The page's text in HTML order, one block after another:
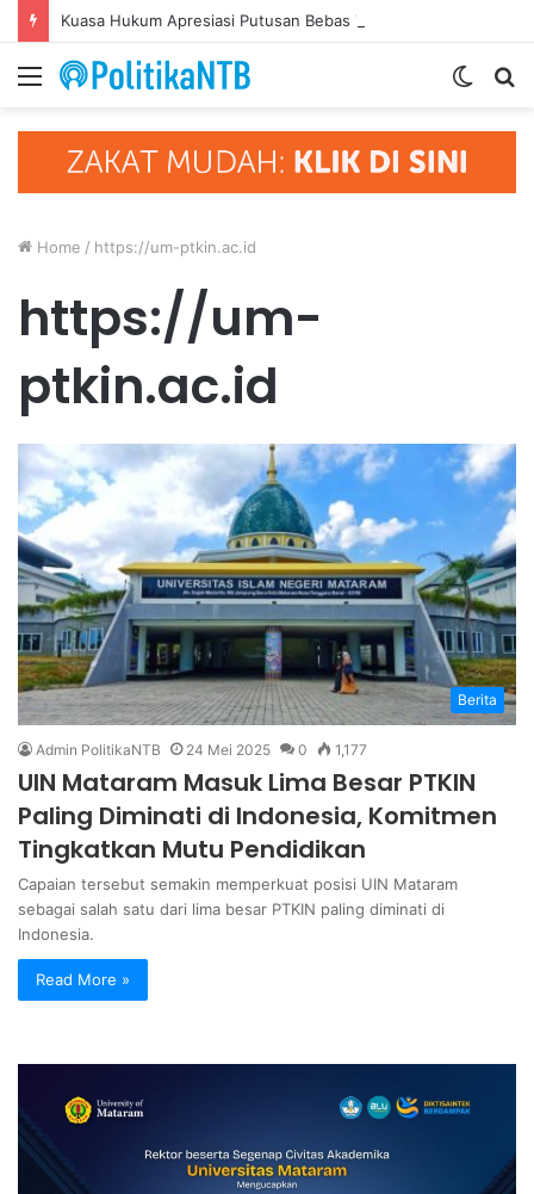
Menu
Switch
Home / https://um-ptkin.ac.id
https://um-
ptkin.ac.id
Berita
Admin PolitikaNTB 24 Mei 2025 0 1,177
UIN Mataram Masuk Lima Besar PTKIN
Paling Diminati di Indonesia, Komitmen
Tingkatkan Mutu Pendidikan
Capaian tersebut semakin memperkuat posisi UIN Mataram
sebagai salah satu dari lima besar PTKIN paling diminati di
Indonesia.
Read More »